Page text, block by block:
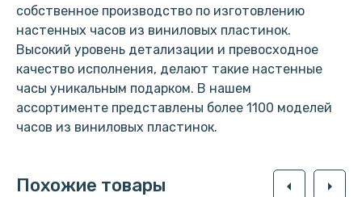
собственное производство по изготовлению
настенных часов из виниловых пластинок.
Высокий уровень детализации и превосходное
качество исполнения, делают такие настенные
часы уникальным подарком. В нашем
ассортименте представлены более 1100 моделей
часов из виниловых пластинок.
Похожие товары arrow_left arrow_right